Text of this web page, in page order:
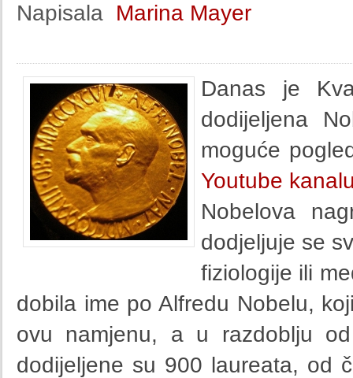
Napisala Marina Mayer
Danas je
dodijeljena
moguće
Youtube
Nobelova
dodjeljuje se
fiziologije ili
dobila ime po Alfredu Nobelu,
ovu namjenu, a u razdoblju
dodijeljene su 900 laureata, od